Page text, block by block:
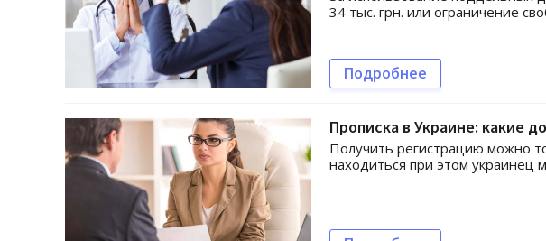
34 тыс. грн. или ограничение
Подробнее
Прописка в Украине: какие
Получить регистрацию можно
находиться при этом украинец